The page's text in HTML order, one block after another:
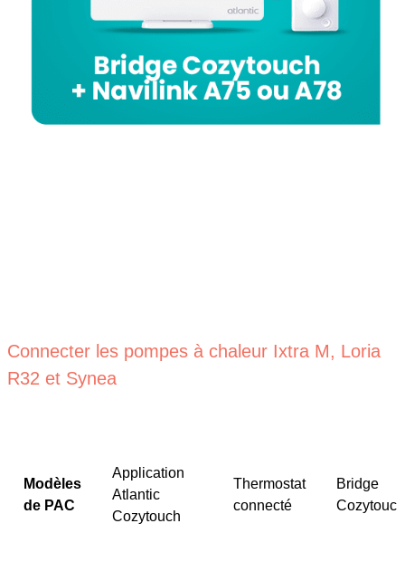
Connecter les pompes à chaleur Ixtra M, Loria
R32 et Synea
Modèles
de PAC
Application
Atlantic
Cozytouch
Thermostat
connecté
Bridge
Cozytouch